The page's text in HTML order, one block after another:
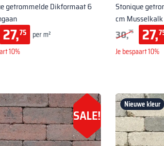
getrommelde Dikformaat 6
27,75
per m²
10%
Stonique
cm Musselkalk
30,75 27,
Je bespaart 10%
SALE!
Nieuwe kleur